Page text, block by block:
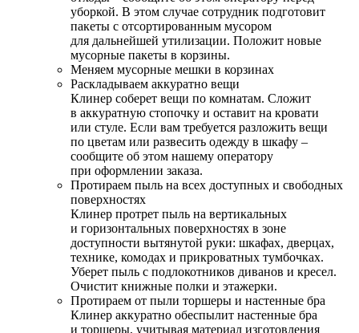
уборкой. В этом случае сотрудник подготовит
пакеты с отсортированным мусором
для дальнейшей утилизации. Положит новые
мусорные пакеты в корзины.
Меняем мусорные мешки в корзинах
Раскладываем аккуратно вещи
Клинер соберет вещи по комнатам. Сложит
в аккуратную стопочку и оставит на кровати
или стуле. Если вам требуется разложить вещи
по цветам или развесить одежду в шкафу –
сообщите об этом нашему оператору
при оформлении заказа.
Протираем пыль на всех доступных и свободных
поверхностях
Клинер протрет пыль на вертикальных
и горизонтальных поверхностях в зоне
доступности вытянутой руки: шкафах, дверцах,
технике, комодах и прикроватных тумбочках.
Уберет пыль с подлокотников диванов и кресел.
Очистит книжные полки и этажерки.
Протираем от пыли торшеры и настенные бра
Клинер аккуратно обеспылит настенные бра
и торшеры, учитывая материал изготовления